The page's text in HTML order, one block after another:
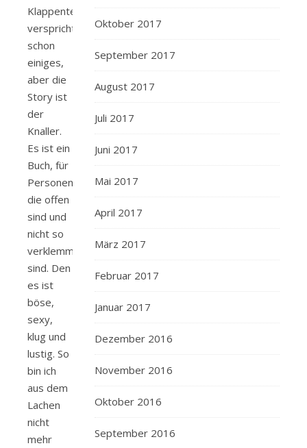
Klappentext
verspricht
schon
einiges,
aber die
Story ist
der
Knaller.
Es ist ein
Buch, für
Personen
die offen
sind und
nicht so
verklemmt
sind. Den
es ist
böse,
sexy,
klug und
lustig. So
bin ich
aus dem
Lachen
nicht
mehr
Oktober 2017
September 2017
August 2017
Juli 2017
Juni 2017
Mai 2017
April 2017
März 2017
Februar 2017
Januar 2017
Dezember 2016
November 2016
Oktober 2016
September 2016